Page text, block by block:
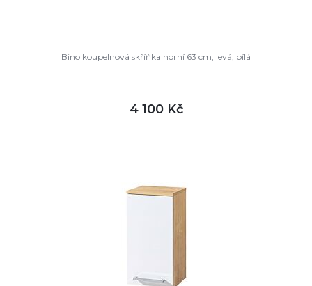
Bino koupelnová skříňka horní 63 cm, levá, bílá
4 100 Kč